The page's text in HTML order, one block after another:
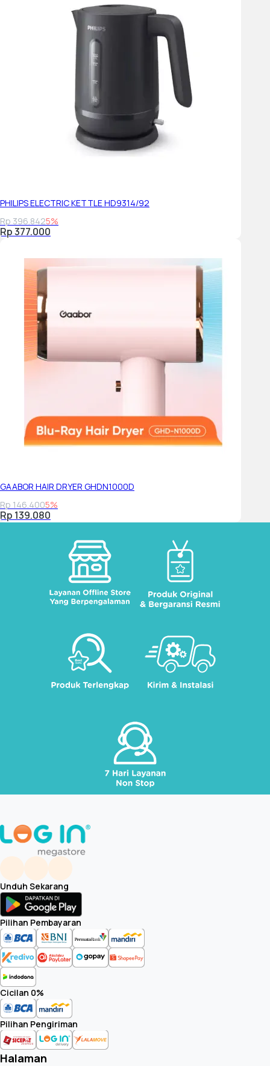
PHILIPS ELECTRIC KETTLE HD9314/92
Rp 396.8425%
Rp 377.000
GAABOR HAIR DRYER GHDN1000D
Rp 146.4005%
Rp 139.080
Unduh Sekarang
Pilihan Pembayaran
Cicilan 0%
Pilihan Pengiriman
Halaman